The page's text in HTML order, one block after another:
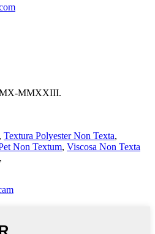
MMXXIII.
, Textura Polyester Non Texta,
Non Textum, Viscosa Non Texta
,